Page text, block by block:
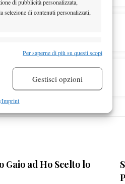
di contenuti personalizzati,
errori,
le
Sempre attivo
Per saperne di più su questi scopi
Gestisci opzioni
Imprint
Gaio ad Ho Scelto lo